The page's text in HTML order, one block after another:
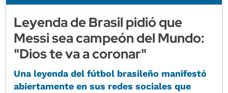
Leyenda de Brasil pidió que
Messi sea campeón del Mundo:
"Dios te va a coronar"
Una leyenda del fútbol brasileño manifestó
abiertamente en sus redes sociales que